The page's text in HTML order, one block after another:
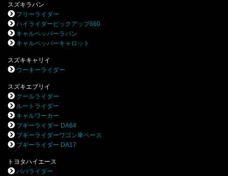
スズキラパン
フリーライダー
ハイライダーピックアップ660
キャルペッパーラパン
キャルペッパーキャロット
スズキキャリイ
ウーキーライダー
スズキエブリイ
クールライダー
ルートライダー
キャルワーカー
ブギーライダー DA64
ブギーライダーワゴン車ベース
ブギーライダー DA17
トヨタハイエース
パパライダー